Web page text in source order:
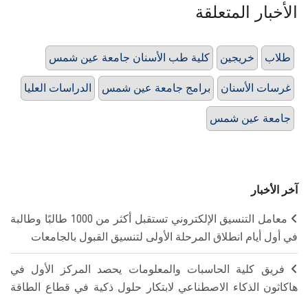
الأخبار المتعلقة
كلية طب الأسنان جامعة عين شمس خريجين طلاب
الدراسات العليا برامج جامعة عين شمس غرسات الأسنان
جامعة عين شمس
آخر الأخبار
معامل التنسيق الإلكتروني تستقبل أكثر من 1000 طالبًا وطالبة
في أول أيام انطلاق المرحلة الأولى لتنسيق القبول بالجامعات
فريق كلية الحاسبات والمعلومات يحصد المركز الأول في
هاكاثون الذكاء الاصطناعي لابتكار حلول ذكية في قطاع الطاقة